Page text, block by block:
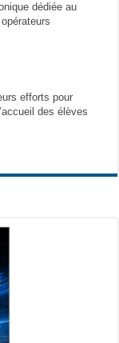
dédiée au
efforts pour
des élèves